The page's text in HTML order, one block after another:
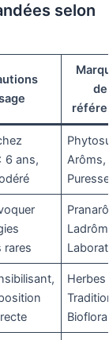
selon
de
6 ans,
Arôms,
rares
Herbes